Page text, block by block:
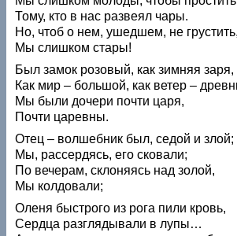
Тому, кто в нас развеял чары.
Но, чтоб о нем, ушедшем, не грустить,
Мы слишком стары!
Был замок розовый, как зимняя заря,
Как мир – большой, как ветер –
Мы были дочери почти царя,
Почти царевны.
Отец – волшебник был, седой и злой;
Мы, рассердясь, его сковали;
По вечерам, склоняясь над золой,
Мы колдовали;
Оленя быстрого из рога пили кровь,
Сердца разглядывали в лупы…